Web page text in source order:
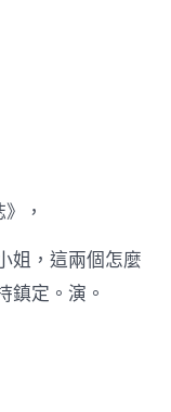
，
姐，這兩個怎麼
鎮定。演。